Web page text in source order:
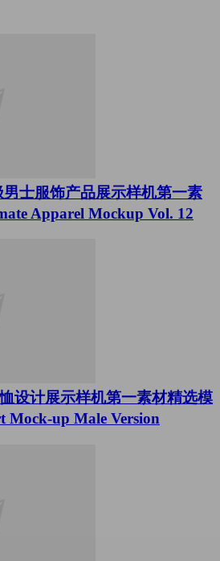
士服饰产品展示样机第一素
Apparel Mockup Vol. 12
设计展示样机第一素材精选模
Mock-up Male Version